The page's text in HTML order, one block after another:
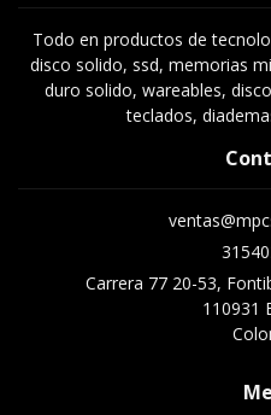
Todo en productos de
disco solido, ssd, memorias
duro solido, wareables,
teclados,
Carrera 77 20-53,
110931